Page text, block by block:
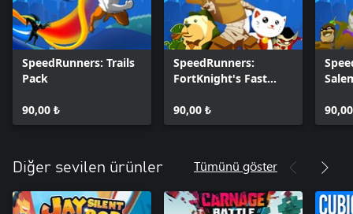
SpeedRunners: Trails
Pack
90,00 ₺
SpeedRunners:
FortKnight's Fast
90,00 ₺
Diğer sevilen ürünler Tümünü göster